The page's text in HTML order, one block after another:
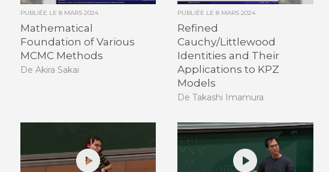
PUBLIÉE LE 8 MARS 2024
Mathematical
Foundation of Various
MCMC Methods
De Akira Sakai
PUBLIÉE LE8 MARS 2024
Refined
Cauchy/Littlewood
Identities and Their
Applications to KPZ
Models
De Takashi Imamura